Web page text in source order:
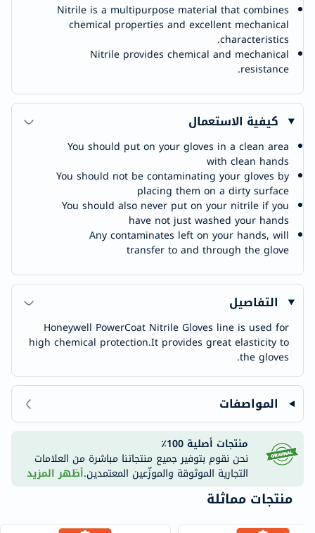
Nitrile is a multipurpose material that combines
chemical properties and excellent mechanical
characteristics.
Nitrile provides chemical and mechanical
resistance.
كيفية الاستعمال
You should put on your gloves in a clean area
with clean hands
You should not be contaminating your gloves by
placing them on a dirty surface
You should also never put on your nitrile if you
have not just washed your hands
Any contaminates left on your hands, will
transfer to and through the glove
التفاصيل
Honeywell PowerCoat Nitrile Gloves line is used for
high chemical protection.It provides great elasticity to
the gloves.
المواصفات
منتجات أصلية 100٪
نحن نقوم بتوفير جميع منتجاتنا مباشرة من العلامات
التجارية الموثوقة والموزّعين المعتمدين.أظهر المزيد
منتجات مماثلة